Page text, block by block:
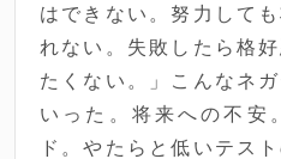
はできない。努力して
れない。失敗したら格
たくない。」こんなネ
いった。将来への不安
ド。やたらと低いテス